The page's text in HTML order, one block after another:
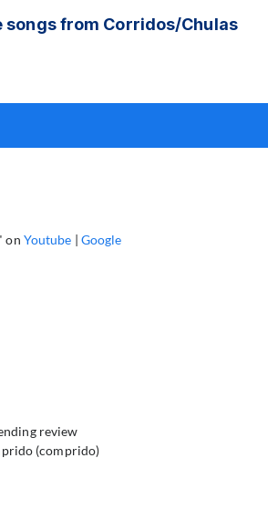
songs from Corridos/Chulas
on Youtube | Google
review
(comprido)